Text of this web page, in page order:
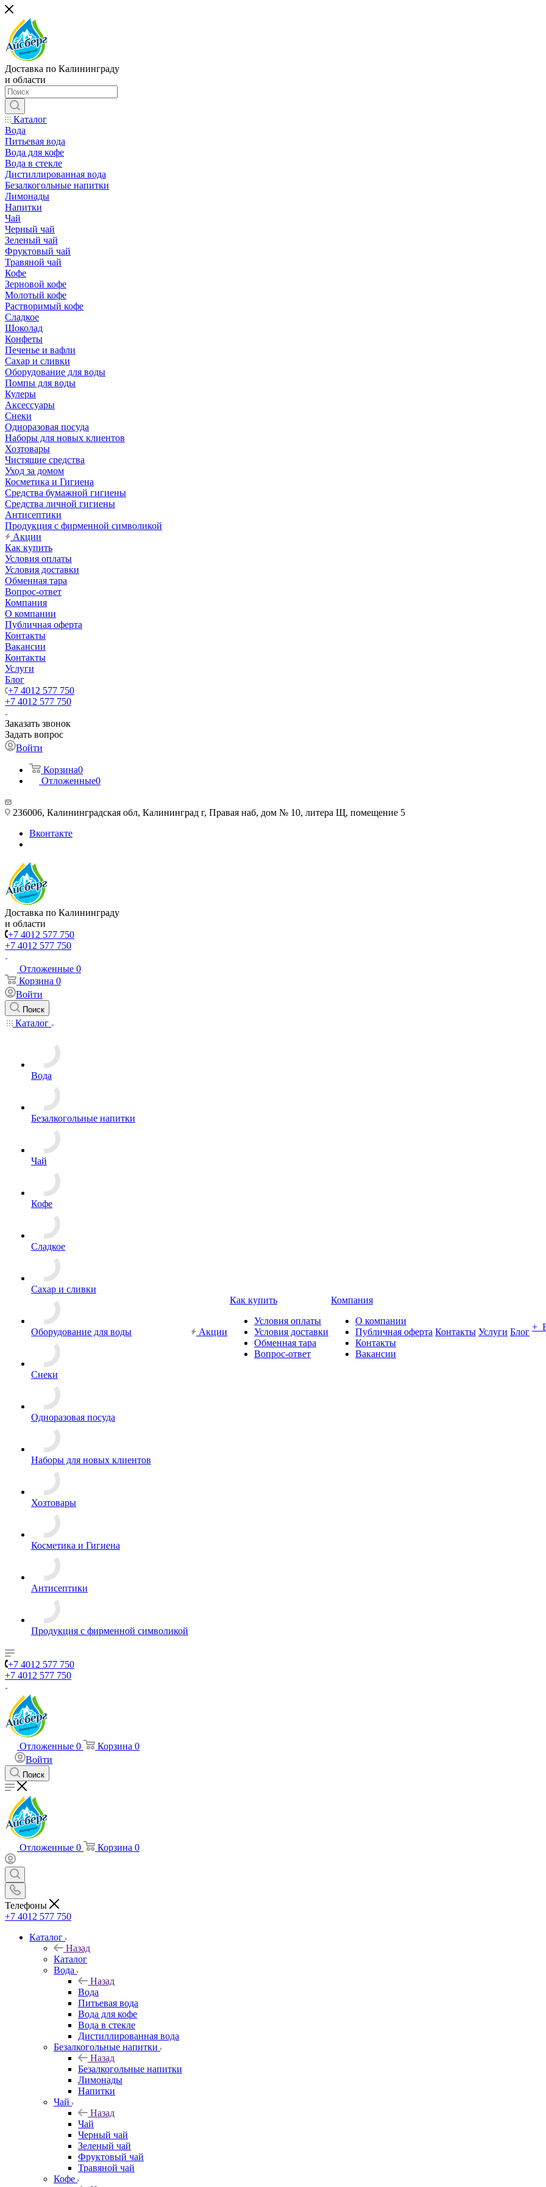
Доставка по Калининграду
и области
Каталог
Вода
Питьевая вода
Вода для кофе
Вода в стекле
Дистиллированная вода
Безалкогольные напитки
Лимонады
Напитки
Чай
Черный чай
Зеленый чай
Фруктовый чай
Травяной чай
Кофе
Зерновой кофе
Молотый кофе
Растворимый кофе
Сладкое
Шоколад
Конфеты
Печенье и вафли
Сахар и сливки
Оборудование для воды
Помпы для воды
Кулеры
Аксессуары
Снеки
Одноразовая посуда
Наборы для новых клиентов
Хозтовары
Чистящие средства
Уход за домом
Косметика и Гигиена
Средства бумажной гигиены
Средства личной гигиены
Антисептики
Продукция с фирменной символикой
Акции
Как купить
Условия оплаты
Условия доставки
Обменная тара
Вопрос-ответ
Компания
О компании
Публичная оферта
Контакты
Вакансии
Контакты
Услуги
Блог
+7 4012 577 750
+7 4012 577 750
Заказать звонок
Задать вопрос
Войти
Корзина0
Отложенные0
236006, Калининградская обл, Калининград г, Правая наб, дом № 10, литера Щ, помещение 5
Вконтакте
Доставка по Калининграду
и области
+7 4012 577 750
+7 4012 577 750
Отложенные 0
Корзина 0
Войти
Поиск
Каталог
Вода
Безалкогольные напитки
Чай
Кофе
Сладкое
Сахар и сливки
Оборудование для воды
Снеки
Одноразовая посуда
Наборы для новых клиентов
Хозтовары
Косметика и Гигиена
Антисептики
Продукция с фирменной символикой
Акции
Как купить
Условия оплаты
Условия доставки
Обменная тара
Вопрос-ответ
Компания
О компании
Публичная оферта
Контакты
Вакансии
Контакты Услуги Блог +
+7 4012 577 750
+7 4012 577 750
Отложенные 0 Корзина 0
Войти
Поиск
Отложенные 0 Корзина 0
Телефоны
+7 4012 577 750
Каталог
Назад
Каталог
Вода
Назад
Вода
Питьевая вода
Вода для кофе
Вода в стекле
Дистиллированная вода
Безалкогольные напитки
Назад
Безалкогольные напитки
Лимонады
Напитки
Чай
Назад
Чай
Черный чай
Зеленый чай
Фруктовый чай
Травяной чай
Кофе